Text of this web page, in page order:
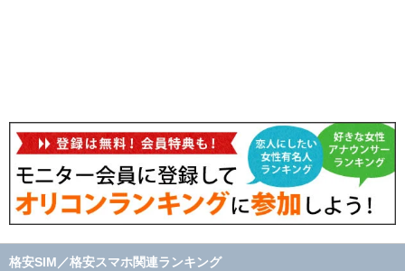
格安SIM／格安スマホ関連ランキング